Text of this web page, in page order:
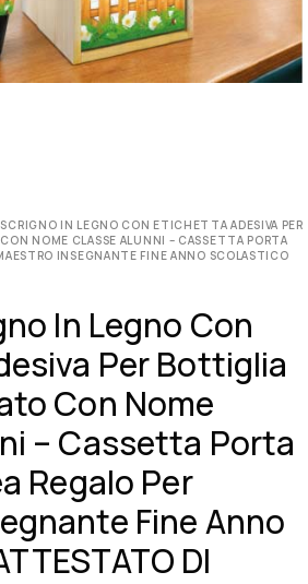
IN LEGNO CON ETICHETTA ADESIVA PER
NOME CLASSE ALUNNI – CASSETTA PORTA
INSEGNANTE FINE ANNO SCOLASTICO
In Legno Con
Per Bottiglia
Con Nome
– Cassetta Porta
Regalo Per
Fine Anno
DI